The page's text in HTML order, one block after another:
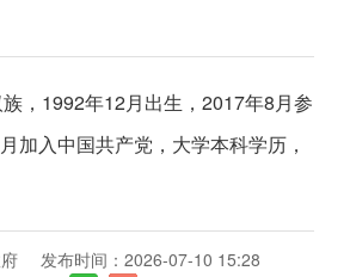
，1992年12月出生，2017年8月参
加入中国共产党，大学本科学历，
发布时间：2026-07-10 15:28